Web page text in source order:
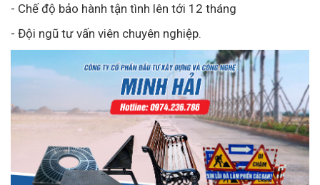
- Chế độ bảo hành tận tình lên tới 12 tháng
- Đội ngũ tư vấn viên chuyên nghiệp.